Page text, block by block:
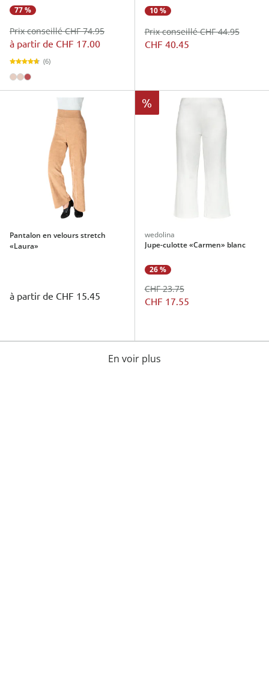
77 %
à partir de CHF 17.00
Prix conseillé CHF 74.95
(6)
10 %
CHF 40.45
Prix conseillé CHF 44.95
Pantalon en velours stretch
«Laura»
à partir de CHF 15.45
%
wedolina
Jupe-culotte «Carmen» blanc
26 %
CHF 23.75
CHF 17.55
En voir plus